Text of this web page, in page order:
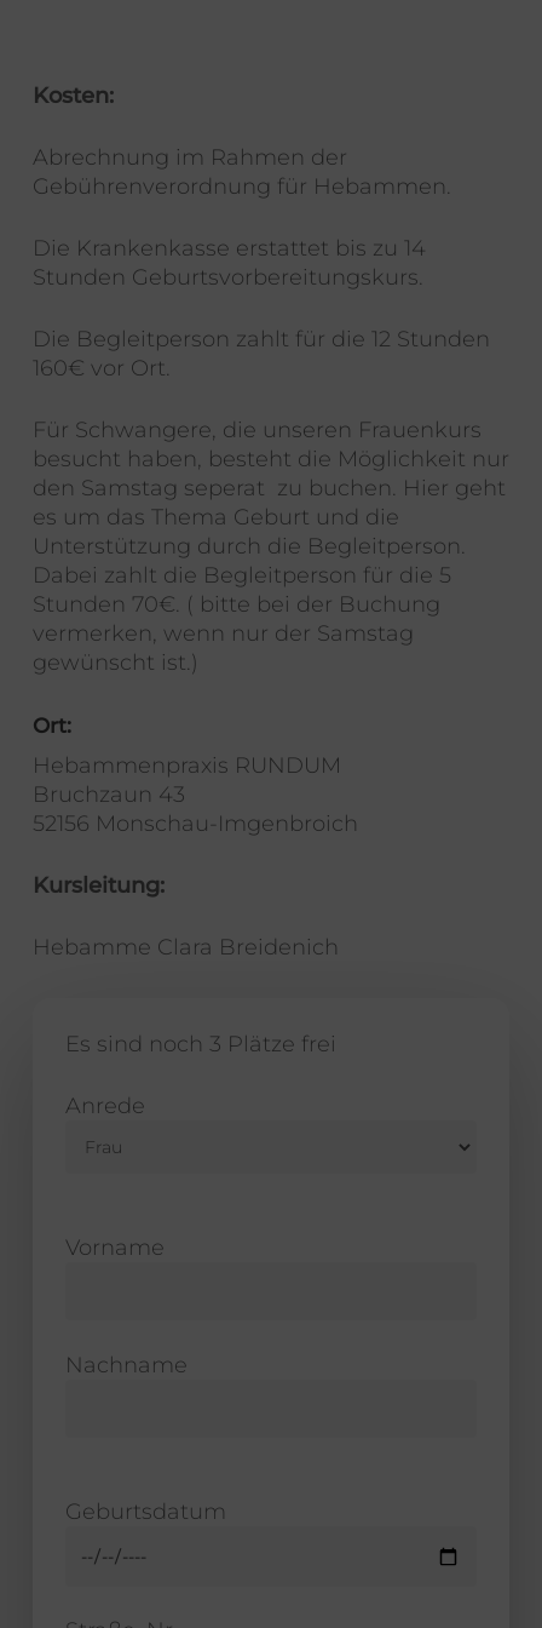
Kosten:
Abrechnung im Rahmen der
Gebührenverordnung für Hebammen.
Die Krankenkasse erstattet bis zu 14
Stunden Geburtsvorbereitungskurs.
Die Begleitperson zahlt für die 12 Stunden
160€ vor Ort.
Für Schwangere, die unseren Frauenkurs
besucht haben, besteht die Möglichkeit nur
den Samstag seperat zu buchen. Hier geht
es um das Thema Geburt und die
Unterstützung durch die Begleitperson.
Dabei zahlt die Begleitperson für die 5
Stunden 70€. ( bitte bei der Buchung
vermerken, wenn nur der Samstag
gewünscht ist.)
Ort:
Hebammenpraxis RUNDUM
Bruchzaun 43
52156 Monschau-Imgenbroich
Kursleitung:
Hebamme Clara Breidenich
Es sind noch 3 Plätze frei
Anrede
Vorname
Nachname
Geburtsdatum